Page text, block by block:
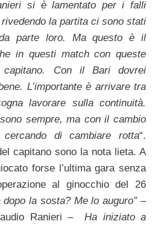
si è lamentato per i falli
la partita ci sono stati
parte loro. Ma questo è il
in questi match con queste
Con il Bari dovrei
L’importante è arrivare tra
lavorare sulla continuità.
sempre, ma con il cambio
di cambiare rotta“.
capitano sono la nota lieta. A
forse l’ultima gara senza
al ginocchio del 26
dopo la sosta? Me lo auguro” –
Ranieri –Ha iniziato a